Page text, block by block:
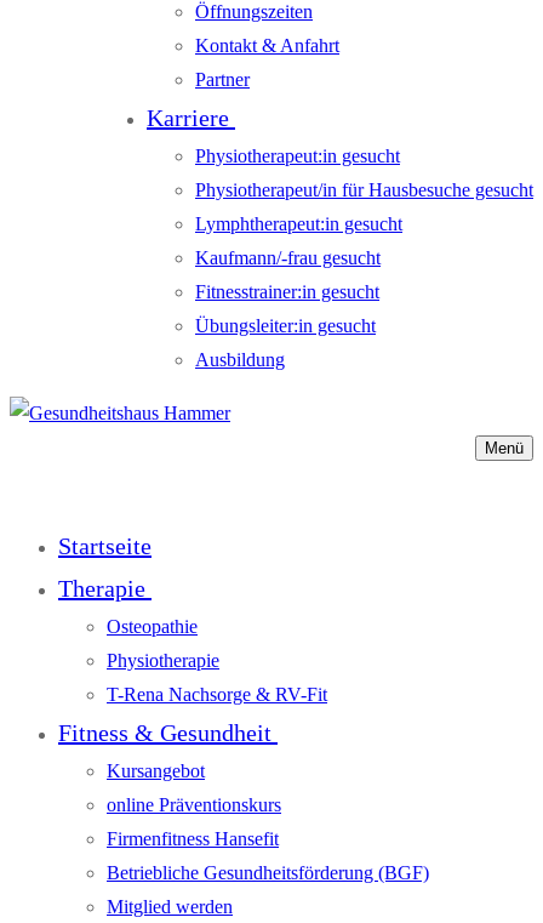
Öffnungszeiten
Kontakt & Anfahrt
Partner
Karriere
Physiotherapeut:in gesucht
Physiotherapeut/in für Hausbesuche gesucht
Lymphtherapeut:in gesucht
Kaufmann/-frau gesucht
Fitnesstrainer:in gesucht
Übungsleiter:in gesucht
Ausbildung
Menü
Startseite
Therapie
Osteopathie
Physiotherapie
T-Rena Nachsorge & RV-Fit
Fitness & Gesundheit
Kursangebot
online Präventionskurs
Firmenfitness Hansefit
Betriebliche Gesundheitsförderung (BGF)
Mitglied werden